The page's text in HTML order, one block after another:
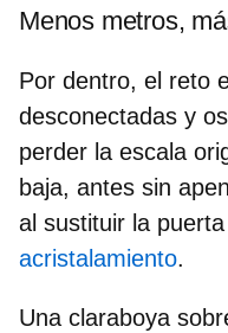
Menos metros,
Por dentro, el reto
desconectadas y
perder la escala
baja, antes sin
al sustituir la
acristalamiento.
Una claraboya